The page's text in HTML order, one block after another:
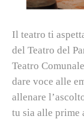
Il teatro ti
del Teatro del
Teatro
dare voce alle
allenare
tu sia alle prime